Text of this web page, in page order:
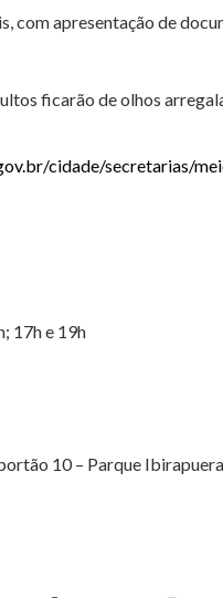
com apresentação de
ficarão de olhos
cidade/secretarias/
17h e 19h
10 – Parque Ibirapuera